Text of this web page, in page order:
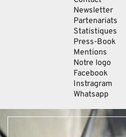
Newsletter
Partenariats
Statistiques
Press-Book
Mentions
Notre logo
Facebook
Instragram
Whatsapp